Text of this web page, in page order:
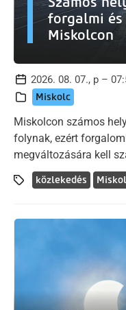
forgalmi
Miskolcon
2026. 08. 07., p –
Miskolc
Miskolcon számos
folynak, ezért
megváltozására kell
közlekedés